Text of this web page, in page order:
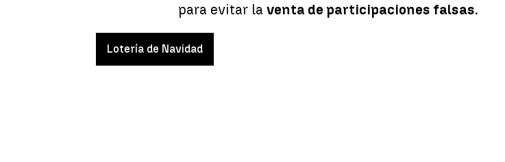
para evitar la venta de participaciones falsas.
Lotería de Navidad